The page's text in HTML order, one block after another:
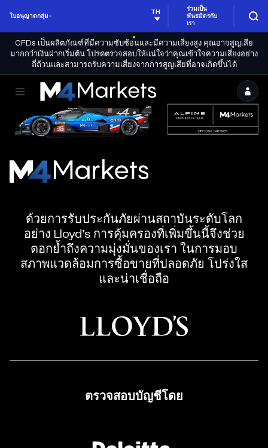
ใบอนุญาตกลุ่ม
TH
ร่วมเป็น
พันธมิตรกับ
เรา
CFDs เป็นผลิตภัณฑ์ที่มีความซับซ้อนและมีความเสี่ยงสูง คุณอาจสูญเสีย
มากกว่าเงินฝากเริ่มต้น โปรดตรวจสอบให้แน่ใจว่าคุณเข้าใจความเสี่ยงอย่าง
ถี่ถ้วนและสามารถรับความเสี่ยงจากการสูญเสียที่อาจเกิดขึ้นได้
M4Markets
-
CFD
Regulated
แหล่งข้อมูล
M4Markets
Trading
Regulated
Broker
ด้วยการรับประกันภัยผ่านสถาบันระดับโลก
อย่าง Lloyd’s การคุ้มครองที่เพิ่มขึ้นนี้จึงช่วย
ตอกย้ำถึงความมุ่งมั่นของเรา ในการมอบ
สภาพแวดล้อมการซื้อขายที่ปลอดภัย โปร่งใส
และน่าเชื่อถือ
ตรวจสอบบัญชีโดย